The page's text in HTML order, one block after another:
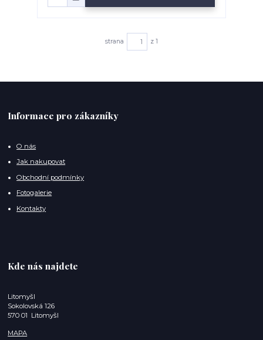
strana z 1
Informace pro zákazníky
O nás
Jak nakupovat
Obchodní podmínky
Fotogalerie
Kontakty
Kde nás najdete
Litomyšl
Sokolovská 126
570 01 Litomyšl
MAPA